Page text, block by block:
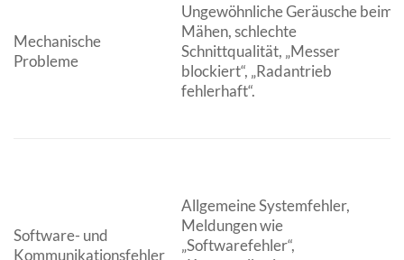
Mechanische
Probleme
Ungewöhnliche Geräusche beim
Mähen, schlechte
Schnittqualität, „Messer
blockiert“, „Radantrieb
fehlerhaft“.
Software- und
Kommunikationsfehler
Allgemeine Systemfehler,
Meldungen wie
„Softwarefehler“,